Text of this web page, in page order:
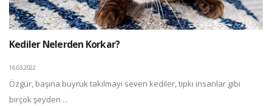
Kediler Nelerden Korkar?
16.03.2022
Özgür, başına buyruk takılmayı seven kediler, tıpkı insanlar gibi
birçok şeyden ...